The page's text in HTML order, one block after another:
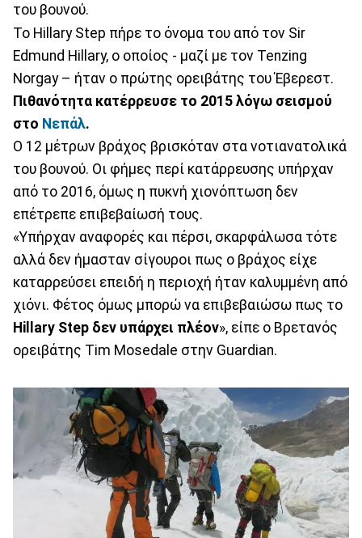
του βουνού.
Το Hillary Step πήρε το όνομα του από τον Sir
Edmund Hillary, ο οποίος - μαζί με τον Tenzing
Norgay – ήταν ο πρώτης ορειβάτης του Έβερεστ.
Πιθανότητα κατέρρευσε το 2015 λόγω σεισμού
στο Νεπάλ.
Ο 12 μέτρων βράχος βρισκόταν στα νοτιανατολικά
του βουνού. Οι φήμες περί κατάρρευσης υπήρχαν
από το 2016, όμως η πυκνή χιονόπτωση δεν
επέτρεπε επιβεβαίωσή τους.
«Υπήρχαν αναφορές και πέρσι, σκαρφάλωσα τότε
αλλά δεν ήμασταν σίγουροι πως ο βράχος είχε
καταρρεύσει επειδή η περιοχή ήταν καλυμμένη από
χιόνι. Φέτος όμως μπορώ να επιβεβαιώσω πως το
Hillary Step δεν υπάρχει πλέον», είπε ο Βρετανός
ορειβάτης Tim Mosedale στην Guardian.